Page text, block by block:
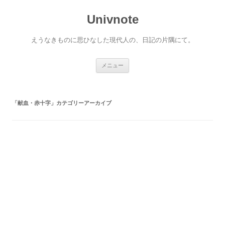
Univnote
えうなきものに思ひなした現代人の、日記の片隅にて。
メニュー
「献血・赤十字 」カテゴリーアーカイブ